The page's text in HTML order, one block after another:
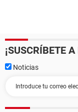
¡SUSCRÍBETE
Noticias